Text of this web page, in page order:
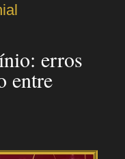
erros
entre